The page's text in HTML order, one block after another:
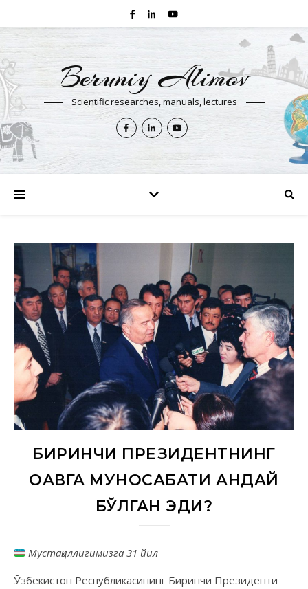
Beruniy Alimov
Scientific researches, manuals, lectures
БИРИНЧИ ПРЕЗИДЕНТНИНГ
ОАВГА МУНОСАБАТИ ҚАНДАЙ
БЎЛГАН ЭДИ?
Мустақиллигимизга 31 йил
Ўзбекистон Республикасининг Биринчи Президенти